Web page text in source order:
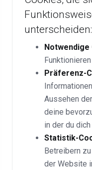
unterscheiden:
Notwendige
Präferenz-
Aussehen
deine
in der du
Statistik-
Betreibern
der Website